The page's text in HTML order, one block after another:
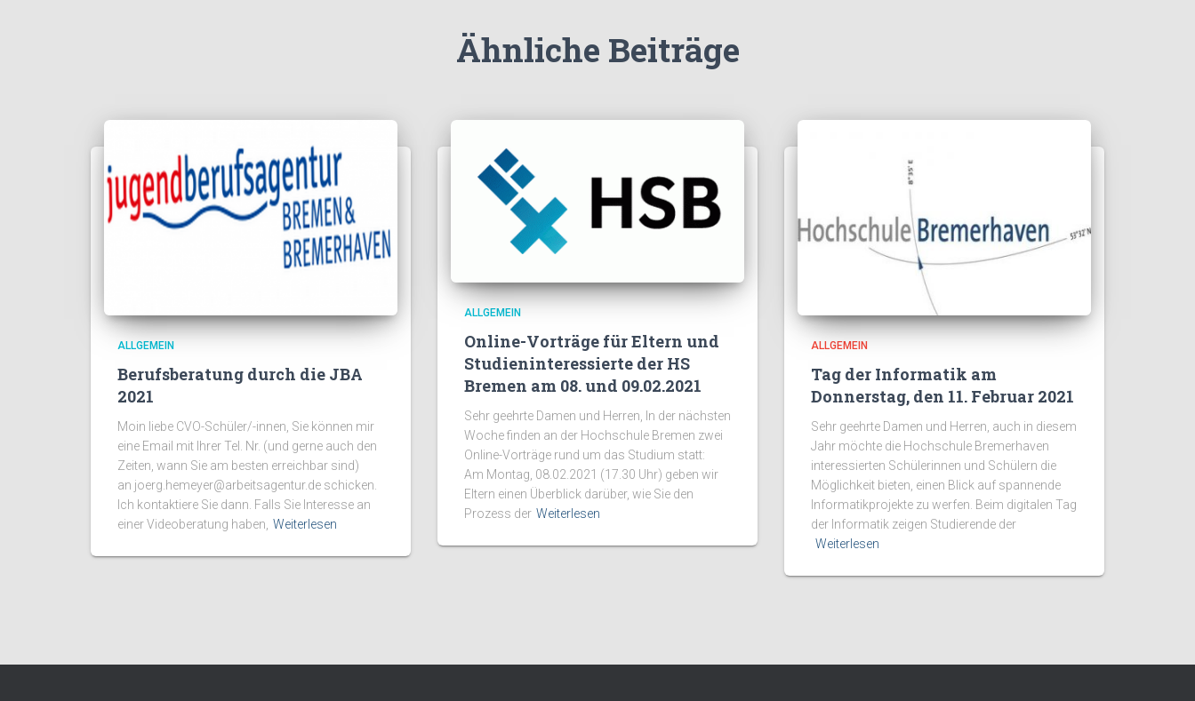
Ähnliche Beiträge
ALLGEMEIN
Berufsberatung durch die JBA
2021
Moin liebe CVO-Schüler/-innen, Sie können mir
eine Email mit Ihrer Tel. Nr. (und gerne auch den
Zeiten, wann Sie am besten erreichbar sind)
an joerg.hemeyer@arbeitsagentur.de schicken.
Ich kontaktiere Sie dann. Falls Sie Interesse an
einer Videoberatung haben, Weiterlesen
ALLGEMEIN
Online-Vorträge für Eltern und
Studieninteressierte der HS
Bremen am 08. und 09.02.2021
Sehr geehrte Damen und Herren, In der nächsten
Woche finden an der Hochschule Bremen zwei
Online-Vorträge rund um das Studium statt:
Am Montag, 08.02.2021 (17.30 Uhr) geben wir
Eltern einen Überblick darüber, wie Sie den
Prozess der Weiterlesen
ALLGEMEIN
Tag der Informatik am
Donnerstag, den 11. Februar 2021
Sehr geehrte Damen und Herren, auch in diesem
Jahr möchte die Hochschule Bremerhaven
interessierten Schülerinnen und Schülern die
Möglichkeit bieten, einen Blick auf spannende
Informatikprojekte zu werfen. Beim digitalen Tag
der Informatik zeigen Studierende der
Weiterlesen